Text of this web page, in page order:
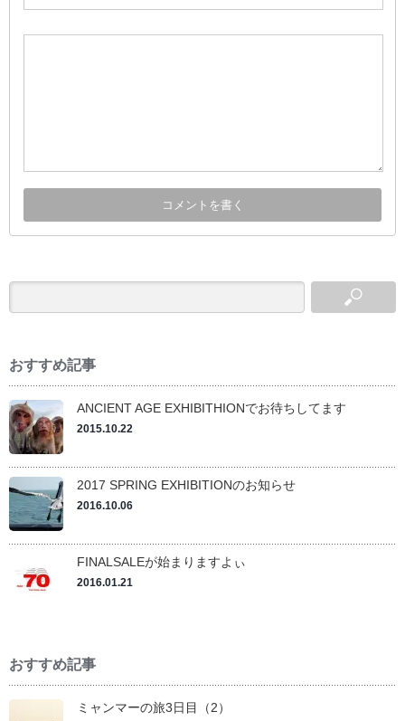
おすすめ記事
ANCIENT AGE EXHIBITHIONでお待ちしてます
2015.10.22
2017 SPRING EXHIBITIONのお知らせ
2016.10.06
FINALSALEが始まりますよぃ
2016.01.21
おすすめ記事
ミャンマーの旅3日目（2）